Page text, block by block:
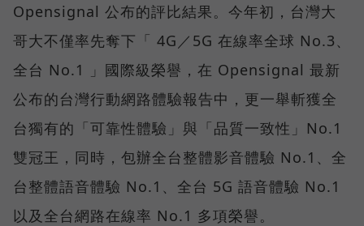
Opensignal 公布的評比結果。今年初，台灣大
哥大不僅率先奪下「 4G／5G 在線率全球 No.3、
全台 No.1 」國際級榮譽，在 Opensignal 最新
公布的台灣行動網路體驗報告中，更一舉斬獲全
台獨有的「可靠性體驗」與「品質一致性」No.1
雙冠王，同時，包辦全台整體影音體驗 No.1、全
台整體語音體驗 No.1、全台 5G 語音體驗 No.1
以及全台網路在線率 No.1 多項榮譽。